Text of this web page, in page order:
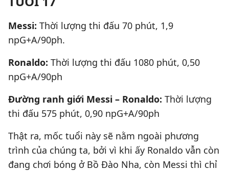
Messi: Thời lượng thi đấu 70 phút, 1,9
npG+A/90ph.
Ronaldo: Thời lượng thi đấu 1080 phút, 0,50
npG+A/90ph
Đường ranh giới Messi – Ronaldo: Thời lượng
thi đấu 575 phút, 0,90 npG+A/90ph
Thật ra, mốc tuổi này sẽ nằm ngoài phương
trình của chúng ta, bởi vì khi ấy Ronaldo vẫn còn
đang chơi bóng ở Bồ Đào Nha, còn Messi thì chỉ